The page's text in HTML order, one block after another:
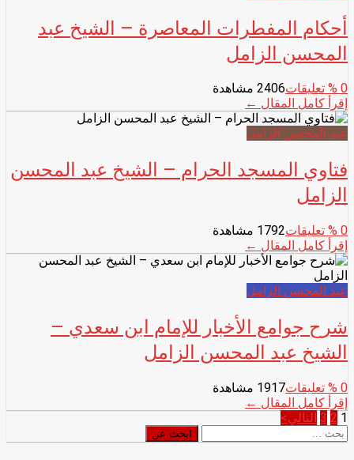
أحكام المفطرات المعاصرة – الشيخ عبد
المحسن الزامل
0 % تعليقات2406 مشاهدة
إقرأ كامل المقال ←
عبد المحسن الزامل
فتاوي المسجد الحرام – الشيخ عبد المحسن
الزامل
0 % تعليقات1792 مشاهدة
إقرأ كامل المقال ←
عبد المحسن الزامل
شرح جوامع الأخبار للإمام ابن سعدي –
الشيخ عبد المحسن الزامل
0 % تعليقات1917 مشاهدة
إقرأ كامل المقال ←
تصفّح
المقالات
1
2
3 التالي>
ابحث
عن
ابحث عن